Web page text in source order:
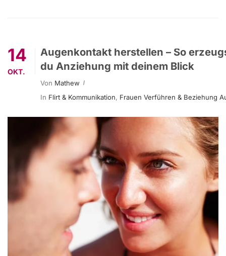
14
OKT.
Augenkontakt herstellen – So
du Anziehung mit deinem Blick
Von Mathew
In Flirt & Kommunikation, Frauen Verführen & Beziehung